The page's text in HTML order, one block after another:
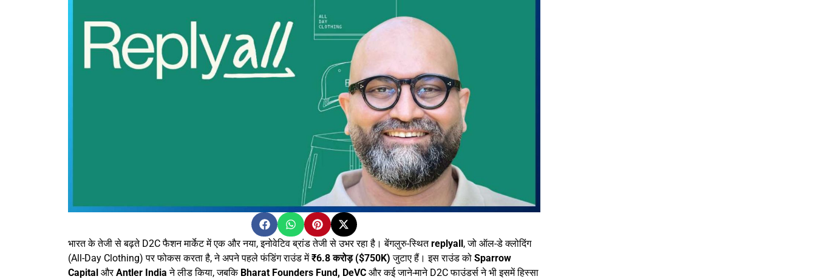
भारत के तेजी से बढ़ते D2C फैशन मार्केट में एक और नया, इनोवेटिव ब्रांड तेजी से उभर रहा है। बेंगलुरु-स्थितreplyall, जो ऑल-डे क्लोदिंग
(All-Day Clothing) पर फोकस करता है, ने अपने पहले फंडिंग राउंड में₹6.8 करोड़ ($750K) जुटाए हैं। इस राउंड को Sparrow
Capital औरAntler India ने लीड किया, जबकि Bharat Founders Fund, DeVC और कई जाने-माने D2C फाउंडर्स ने भी इसमें हिस्सा